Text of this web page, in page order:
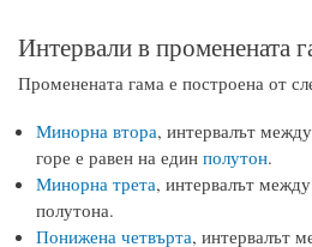
Интервали в променената
Променената гама е построена от
Минорна втора, интервалът
горе е равен на един полутон.
Минорна трета, интервалът
полутона.
Понижена четвърта, интервалът